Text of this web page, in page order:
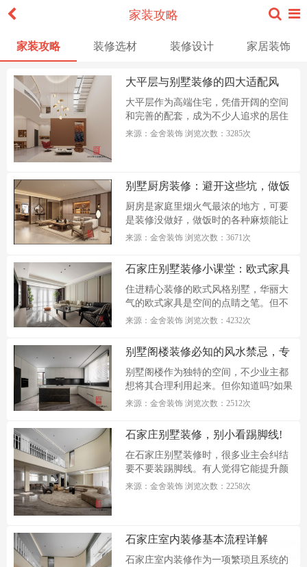
家装攻略
家装攻略 装修选材 装修设计 家居装饰
大平层与别墅装修的四大适配风
格，质感与舒适兼具
大平层作为高端住宅，凭借开阔的空间
和完善的配套，成为不少人追求的居住
选...
来源：金舍装饰 浏览次数：3285次
别墅厨房装修：避开这些坑，做饭
更轻松​
厨房是家庭里烟火气最浓的地方，可要
是装修没做好，做饭时的各种麻烦能让
人...
来源：金舍装饰 浏览次数：3671次
石家庄别墅装修小课堂：欧式家具
清洁保养全攻略
住进精心装修的欧式风格别墅，华丽大
气的欧式家具是空间的点睛之笔。但不
少石...
来源：金舍装饰 浏览次数：4232次
别墅阁楼装修必知的风水禁忌，专
业装修公司来支招
别墅阁楼作为独特的空间，不少业主都
想将其合理利用起来。但你知道吗?如果
忽...
来源：金舍装饰 浏览次数：2512次
石家庄别墅装修，别小看踢脚线!
这些作用太实用了
在石家庄别墅装修时，很多业主会纠结
要不要装踢脚线。有人觉得它能提升颜
值...
来源：金舍装饰 浏览次数：2258次
石家庄室内装修基本流程详解
石家庄室内装修作为一项繁琐且系统的